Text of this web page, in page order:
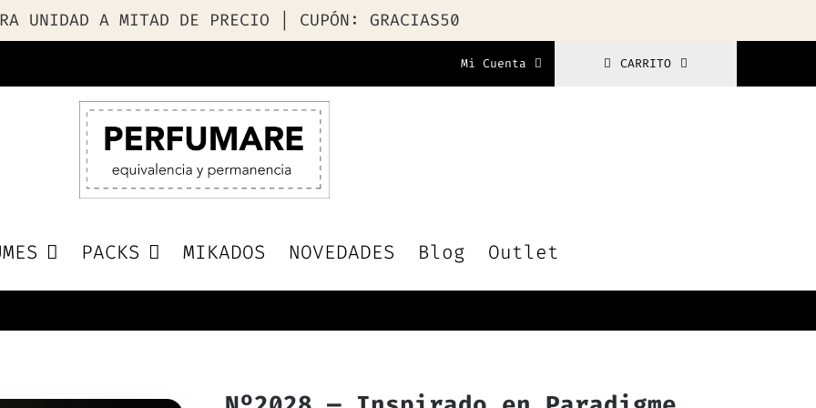
UNIDAD A MITAD DE PRECIO | CUPÓN: GRACIAS50
Mi Cuenta CARRITO
PACKS MIKADOS NOVEDADES Blog Outlet